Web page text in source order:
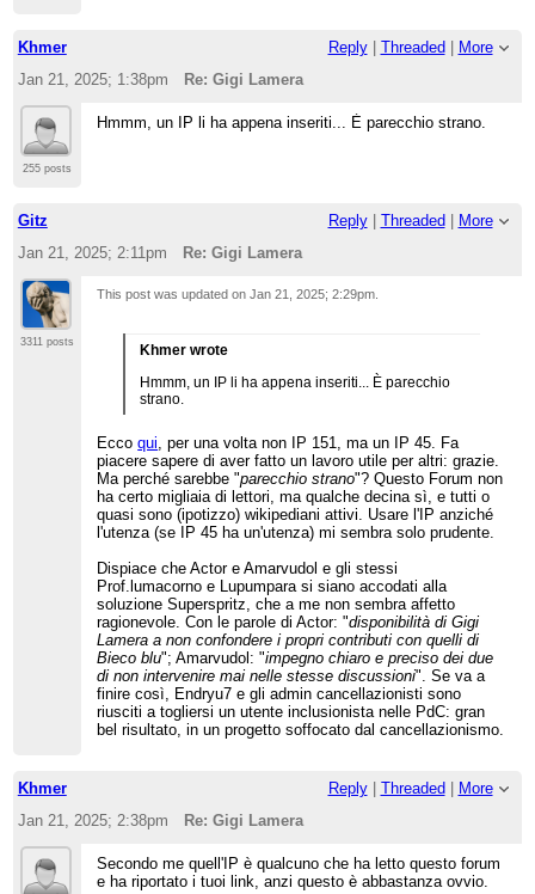
Khmer Reply| Threaded
More
Jan 21, 2025; 1:38pm
Re: Gigi Lamera
255 posts
Hmmm, un IP li ha appena inseriti... È parecchio strano.
Gitz Reply| Threaded
More
Jan 21, 2025; 2:11pm
Re: Gigi Lamera
3311 posts
This post was updated onJan 21, 2025; 2:29pm
Khmer wrote
Hmmm, un IP li ha appena inseriti... È parecchio
strano.
Eccoqui, per una volta non IP 151, ma un IP 45. Fa
piacere sapere di aver fatto un lavoro utile per altri: grazie.
Ma perché sarebbe "parecchio strano"? Questo Forum non
ha certo migliaia di lettori, ma qualche decina sì, e tutti o
quasi sono (ipotizzo) wikipediani attivi. Usare l'IP anziché
l'utenza (se IP 45 ha un'utenza) mi sembra solo prudente.
Dispiace che Actor e Amarvudol e gli stessi
Prof.lumacorno e Lupumpara si siano accodati alla
soluzione Superspritz, che a me non sembra affetto
ragionevole. Con le parole di Actor: "disponibilità di Gigi
Lamera a non confondere i propri contributi con quelli di
Bieco blu"; Amarvudol: "impegno chiaro e preciso dei due
di non intervenire mai nelle stesse discussioni". Se va a
finire così, Endryu7 e gli admin cancellazionisti sono
riusciti a togliersi un utente inclusionista nelle PdC: gran
bel risultato, in un progetto soffocato dal cancellazionismo.
Khmer Reply| Threaded
More
Jan 21, 2025; 2:38pm
Re: Gigi Lamera
Secondo me quell'IP è qualcuno che ha letto questo forum
e ha riportato i tuoi link, anzi questo è abbastanza ovvio.